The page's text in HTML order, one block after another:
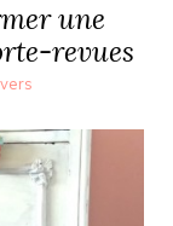
une
revues